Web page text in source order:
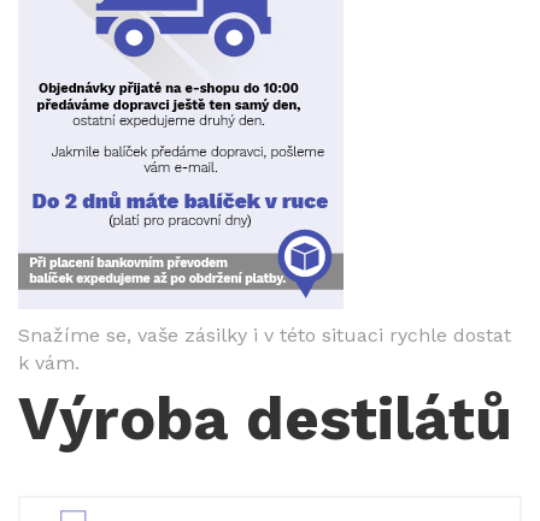
Snažíme se, vaše zásilky i v této situaci rychle dostat
k vám.
Výroba destilátů